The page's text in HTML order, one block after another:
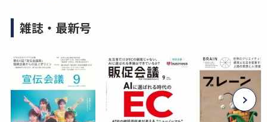
雑誌・最新号